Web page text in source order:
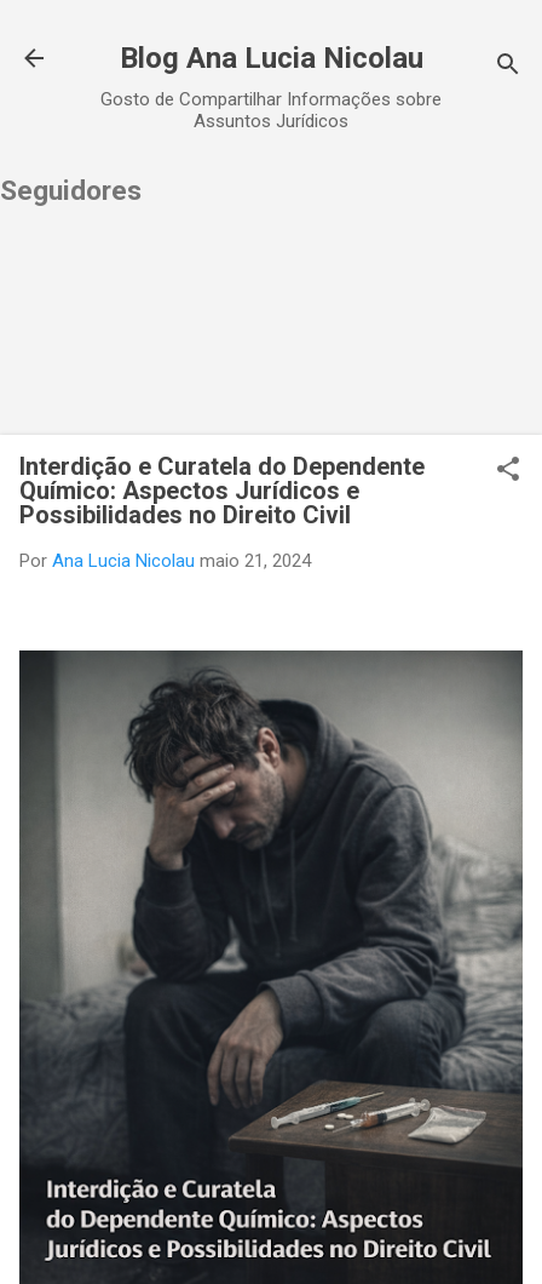
Blog Ana Lucia Nicolau
Gosto de Compartilhar Informações sobre
Assuntos Jurídicos
Seguidores
Interdição e Curatela do Dependente
Químico: Aspectos Jurídicos e
Possibilidades no Direito Civil
Por Ana Lucia Nicolau maio 21, 2024